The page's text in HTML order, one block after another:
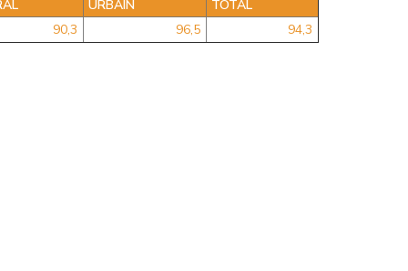
URBAIN
TOTAL
90,3
96,5 94,3